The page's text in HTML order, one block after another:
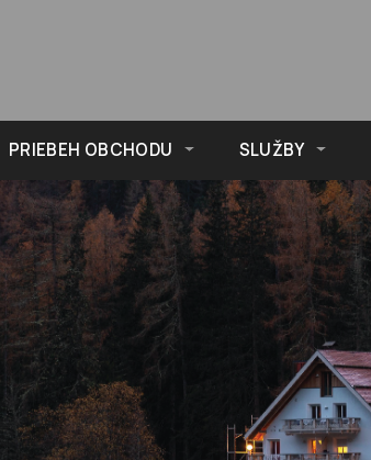
PRIEBEH OBCHODU SLUŽBY